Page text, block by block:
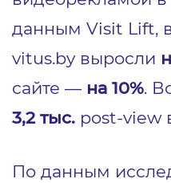
данным Visit Lift,
vitus.by выросли
сайте — на 10%.
3,2 тыс. post-view
По данным